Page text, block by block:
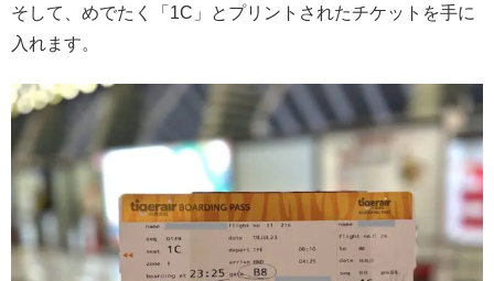
そして、めでたく「1C」とプリントされたチケットを手に
入れます。